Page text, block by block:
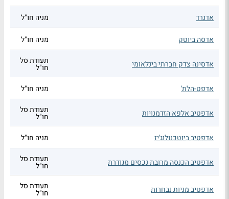
אדנרד מניה חו"ל
אדסה ביוטק מניה חו"ל
אדסינה צדק חברתי בינלאומי תעודת סל
חו"ל
אדפט-הלת'
מניה חו"ל
אדפטיב אלפא הזדמנויות תעודת סל
חו"ל
אדפטיב ביוטכנולוג'יז
מניה חו"ל
אדפטיב הכנסה מרובת נכסים מגודרת תעודת סל
חו"ל
אדפטיב מניות נבחרות תעודת סל
חו"ל